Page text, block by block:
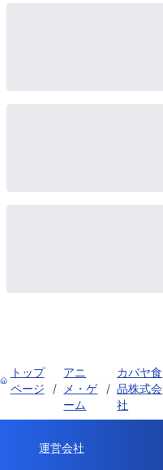
トップ
ページ
/
アニ
メ・ゲ
ーム
/
カバヤ食
品株式会
社
運営会社